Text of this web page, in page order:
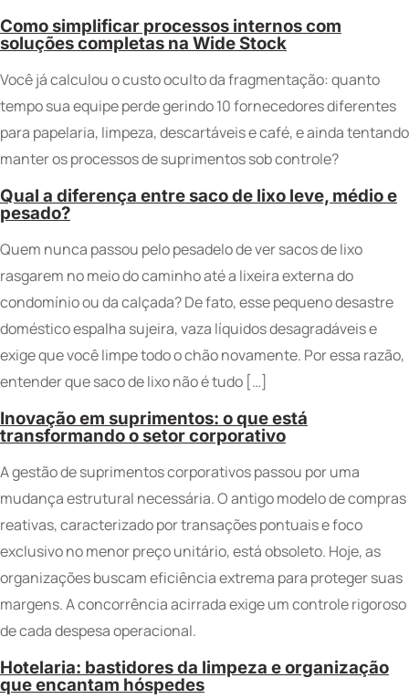
Como simplificar processos internos com
soluções completas na Wide Stock
Você já calculou o custo oculto da fragmentação: quanto
tempo sua equipe perde gerindo 10 fornecedores diferentes
para papelaria, limpeza, descartáveis e café, e ainda tentando
manter os processos de suprimentos sob controle?
Qual a diferença entre saco de lixo leve, médio e
pesado?
Quem nunca passou pelo pesadelo de ver sacos de lixo
rasgarem no meio do caminho até a lixeira externa do
condomínio ou da calçada? De fato, esse pequeno desastre
doméstico espalha sujeira, vaza líquidos desagradáveis e
exige que você limpe todo o chão novamente. Por essa razão,
entender que saco de lixo não é tudo […]
Inovação em suprimentos: o que está
transformando o setor corporativo
A gestão de suprimentos corporativos passou por uma
mudança estrutural necessária. O antigo modelo de compras
reativas, caracterizado por transações pontuais e foco
exclusivo no menor preço unitário, está obsoleto. Hoje, as
organizações buscam eficiência extrema para proteger suas
margens. A concorrência acirrada exige um controle rigoroso
de cada despesa operacional.
Hotelaria: bastidores da limpeza e organização
que encantam hóspedes